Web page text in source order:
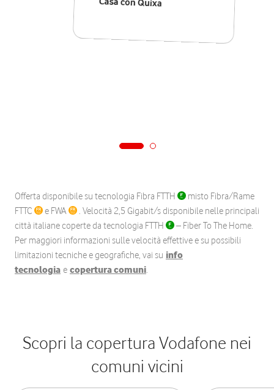
Offerta disponibile su tecnologia Fibra FTTH
misto Fibra/Rame
FTTC
e FWA
. Velocità 2,5 Gigabit/s disponibile nelle principali
città italiane coperte da tecnologia FTTH
– Fiber To The Home.
Per maggiori informazioni sulle velocità effettive e su possibili
limitazioni tecniche e geografiche, vai su info
tecnologia e copertura comuni.
Scopri la copertura Vodafone nei
comuni vicini